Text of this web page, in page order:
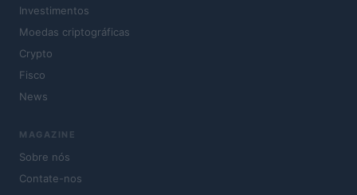
Investimentos
Moedas criptográficas
Crypto
Fisco
News
MAGAZINE
Sobre nós
Contate-nos